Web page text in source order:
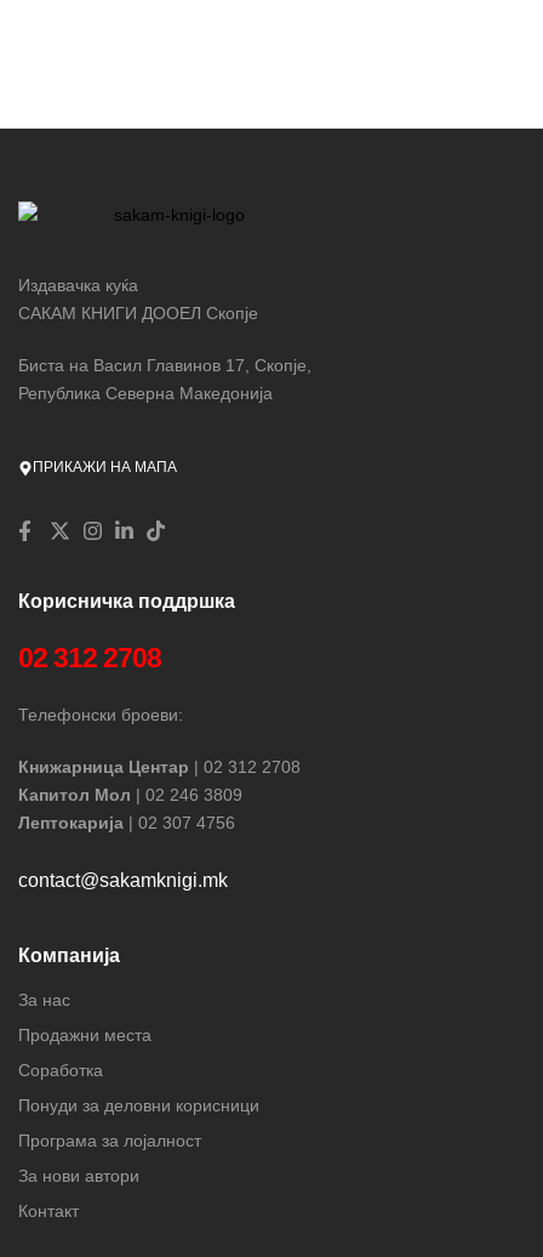
Издавачка куќа
САКАМ КНИГИ ДООЕЛ Скопје
Биста на Васил Главинов 17, Скопје,
Република Северна Македонија
ПРИКАЖИ НА МАПА
Корисничка поддршка
02 312 2708
Телефонски броеви:
Книжарница Центар | 02 312 2708
Капитол Мол | 02 246 3809
Лептокарија | 02 307 4756
contact@sakamknigi.mk
Компанија
За нас
Продажни места
Соработка
Понуди за деловни корисници
Програма за лојалност
За нови автори
Контакт